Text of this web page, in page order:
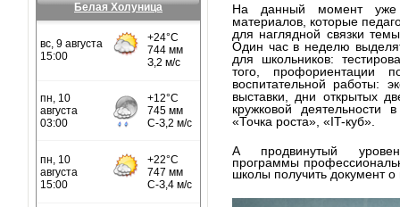
Белая Холуница
На данный момент уже
материалов, которые
для наглядной связки
Один час в неделю
для школьников:
того, профориентации
воспитательной работы:
выставки, дни открытых
кружковой деятельности
«Точка роста», «IT-куб».
А продвинутый
программы
школы получить документ